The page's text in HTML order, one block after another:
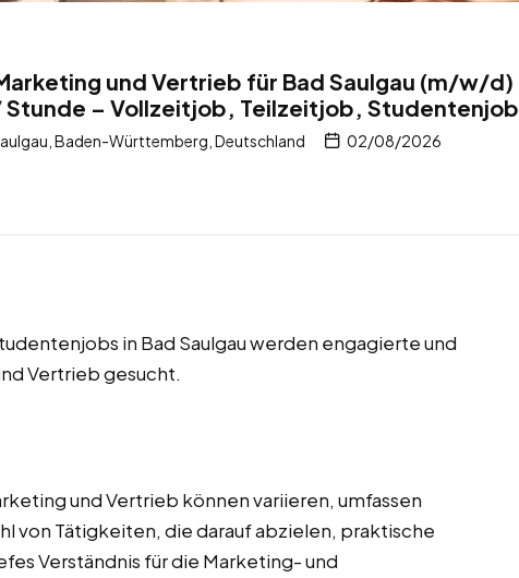
und Vertrieb für Bad Saulgau (m/w/d)
Stunde – Vollzeitjob, Teilzeitjob, Studentenjob
Baden-Württemberg, Deutschland 02/08/2026
in Bad Saulgau werden engagierte und
Vertrieb gesucht.
und Vertrieb können variieren, umfassen
von Tätigkeiten, die darauf abzielen, praktische
Verständnis für die Marketing- und